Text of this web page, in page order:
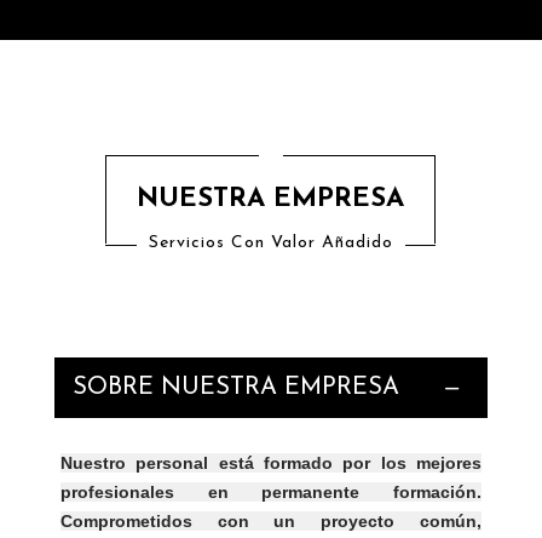
NUESTRA EMPRESA
Servicios Con Valor Añadido
SOBRE NUESTRA EMPRESA
Nuestro personal está formado por los mejores
profesionales en permanente formación.
Comprometidos con un proyecto común,